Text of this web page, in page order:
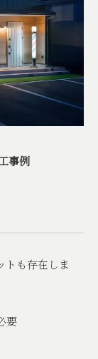
事例
トも存在しま
要